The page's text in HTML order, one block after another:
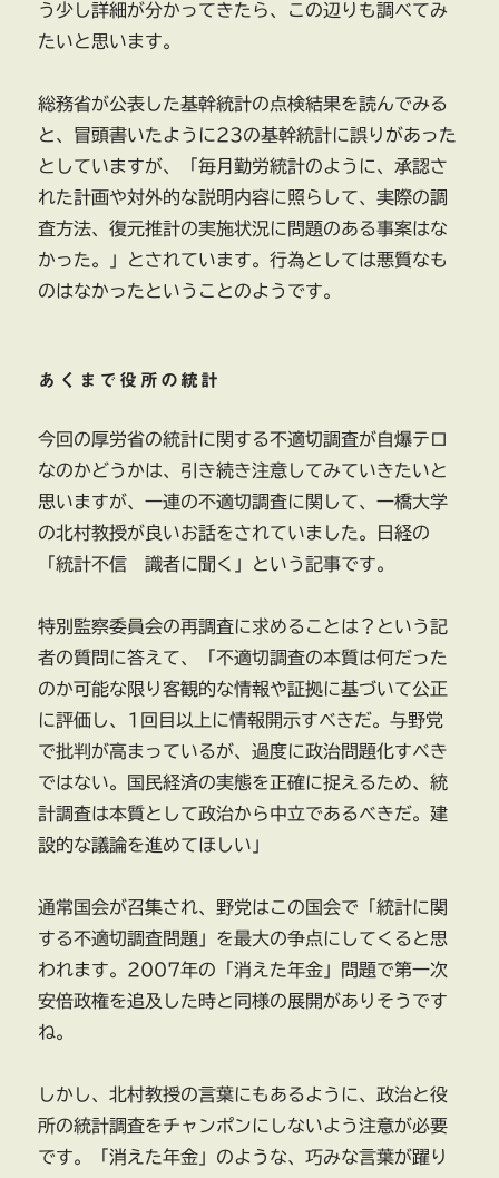
う少し詳細が分かってきたら、この辺りも調べてみ
たいと思います。
総務省が公表した基幹統計の点検結果を読んでみる
と、冒頭書いたように23の基幹統計に誤りがあった
としていますが、「毎月勤労統計のように、承認さ
れた計画や対外的な説明内容に照らして、実際の調
査方法、復元推計の実施状況に問題のある事案はな
かった。」とされています。行為としては悪質なも
のはなかったということのようです。
あくまで役所の統計
今回の厚労省の統計に関する不適切調査が自爆テロ
なのかどうかは、引き続き注意してみていきたいと
思いますが、一連の不適切調査に関して、一橋大学
の北村教授が良いお話をされていました。日経の
「統計不信 識者に聞く」という記事です。
特別監察委員会の再調査に求めることは？という記
者の質問に答えて、「不適切調査の本質は何だった
のか可能な限り客観的な情報や証拠に基づいて公正
に評価し、1回目以上に情報開示すべきだ。与野党
で批判が高まっているが、過度に政治問題化すべき
ではない。国民経済の実態を正確に捉えるため、統
計調査は本質として政治から中立であるべきだ。建
設的な議論を進めてほしい」
通常国会が召集され、野党はこの国会で「統計に関
する不適切調査問題」を最大の争点にしてくると思
われます。2007年の「消えた年金」問題で第一次
安倍政権を追及した時と同様の展開がありそうです
ね。
しかし、北村教授の言葉にもあるように、政治と役
所の統計調査をチャンポンにしないよう注意が必要
です。「消えた年金」のような、巧みな言葉が躍り